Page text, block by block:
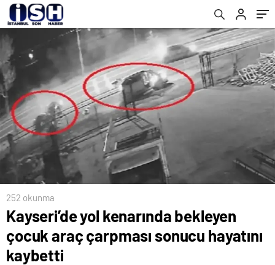
252 okunma
Kayseri’de yol kenarında bekleyen
çocuk araç çarpması sonucu hayatını
kaybetti